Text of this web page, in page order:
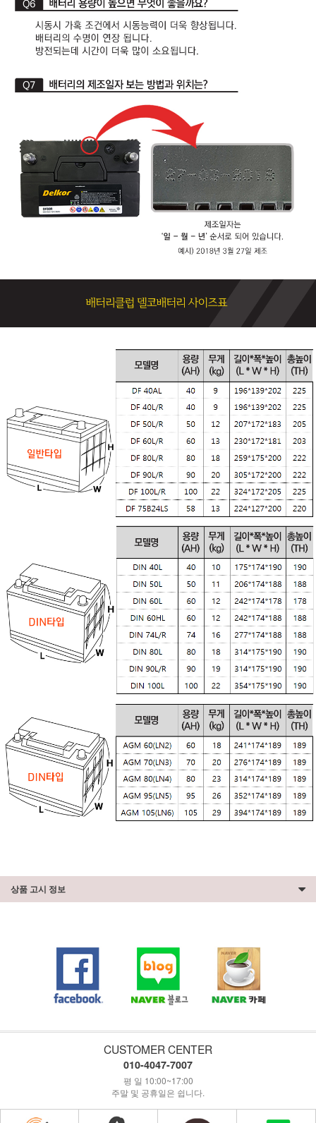
상품 고시 정보
CUSTOMER CENTER
010-4047-7007
평 일 10:00~17:00
주말 및 공휴일은 쉽니다.